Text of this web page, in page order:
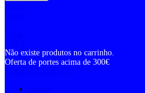
Não existe produtos no carrinho.
Oferta de portes acima de 300€